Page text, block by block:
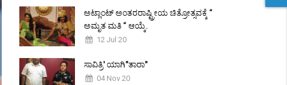
ಅಟ್ಲಾಂಟ್ ಅಂತರರಾಷ್ಟ್ರೀಯ ಚಿತ್ರೋತ್ಸವಕ್ಕೆ “
ಅಮೃತ ಮತಿ “ ಆಯ್ಕೆ.
12 Jul 20
ಸಾವಿತ್ರಿ' ಯಾಗಿ"ತಾರಾ"
04 Nov 20